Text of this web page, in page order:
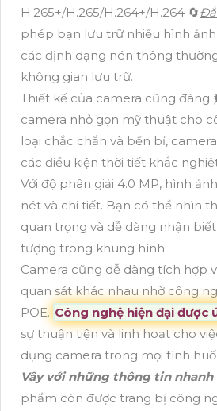
H.265+/H.265/H.264+/H.264 🔄
phép bạn lưu trữ nhiều hình ảnh
các định dạng nén thông
không gian lưu trữ.
Thiết kế của camera cũng
camera nhỏ gọn mỹ thuật cho
loại chắc chắn và bền bỉ,
các điều kiện thời tiết khắc
Với độ phân giải 4.0 MP, hình
nét và chi tiết. Bạn có thể nhìn
quan trọng và dễ dàng nhận
tượng trong khung hình.
Camera cũng dễ dàng tích hợp
quan sát khác nhau nhờ công
POE. Công nghệ hiện đại được
sự thuận tiện và linh hoạt cho
dụng camera trong mọi tình
Vây với những thông tin
phẩm còn được trang bị công